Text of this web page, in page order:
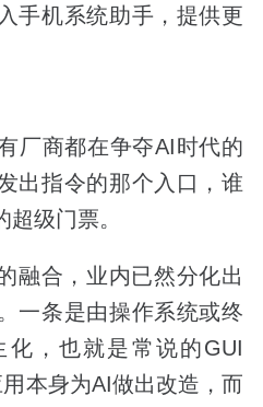
手机系统助手，提供更
厂商都在争夺AI时代的
出指令的那个入口，谁
级门票。
融合，业内已然分化出
一条是由操作系统或终
，也就是常说的GUI
本身为AI做出改造，而